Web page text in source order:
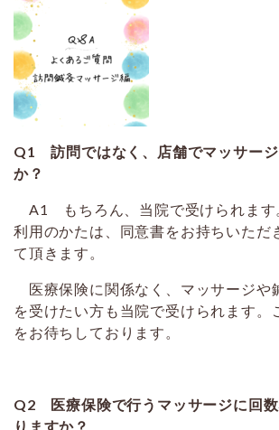
Q1 訪問ではなく、店舗でマッサー
か？
A1 もちろん、当院で受けられます
利用のかたは、同意書をお持ちいただ
て頂きます。
医療保険に関係なく、マッサージや
を受けたい方も当院で受けられます。
をお待ちしております。
Q2 医療保険で行うマッサージに回
りますか？